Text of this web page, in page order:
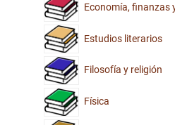
Economía, finanzas
Estudios literarios
Filosofía y religión
Física